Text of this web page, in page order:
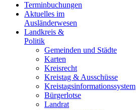
Terminbuchungen
Aktuelles im
Ausländerwesen
Landkreis &
Politik
Gemeinden und Städte
Karten
Kreisrecht
Kreistag & Ausschüsse
Kreistagsinformationssystem
Bürgerlotse
Landrat